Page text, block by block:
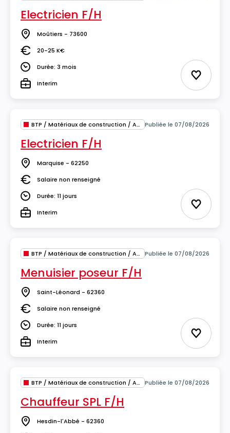
Electricien F/H
Lieu Moûtiers - 73600
Salaire20-25 K€
DuréeDurée: 3 mois
TypeInterim Ajouter
BTP / Matériaux de construction / Architecture Publiée le 07/08/2026
Electricien F/H
Lieu Marquise - 62250
SalaireSalaire non renseigné
DuréeDurée: 11 jours
TypeInterim Ajouter
BTP / Matériaux de construction / Architecture Publiée le 07/08/2026
Menuisier poseur F/H
Lieu Saint-Léonard - 62360
SalaireSalaire non renseigné
DuréeDurée: 11 jours
TypeInterim Ajouter
BTP / Matériaux de construction / Architecture Publiée le 07/08/2026
Chauffeur SPL F/H
Lieu Hesdin-l'Abbé - 62360